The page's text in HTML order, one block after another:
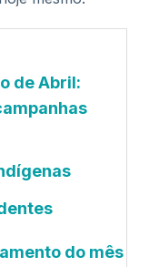
de Abril:
do mês